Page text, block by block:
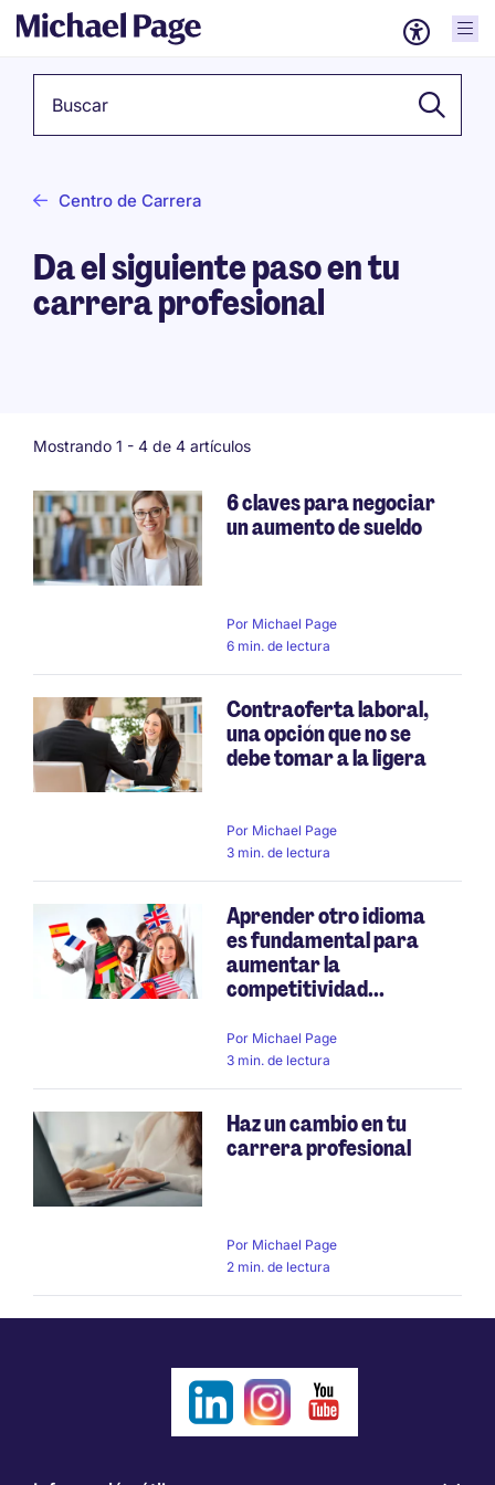
Centro de Carrera
Da el siguiente paso en tu
carrera profesional
Mostrando 1 - 4 de 4 artículos
6 claves para negociar
un aumento de sueldo
Por Michael Page
6 min. de lectura
Contraoferta laboral,
una opción que no se
debe tomar a la ligera
Por Michael Page
3 min. de lectura
Aprender otro idioma
es fundamental para
aumentar la
competitividad...
Por Michael Page
3 min. de lectura
Haz un cambio en tu
carrera profesional
Por Michael Page
2 min. de lectura